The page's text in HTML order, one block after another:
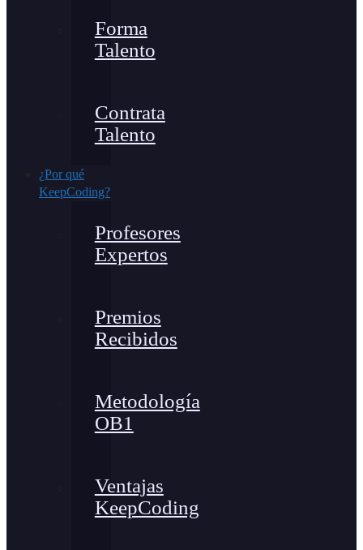
Forma
Talento
Contrata
Talento
¿Por qué
KeepCoding?
Profesores
Expertos
Premios
Recibidos
Metodología
OB1
Ventajas
KeepCoding